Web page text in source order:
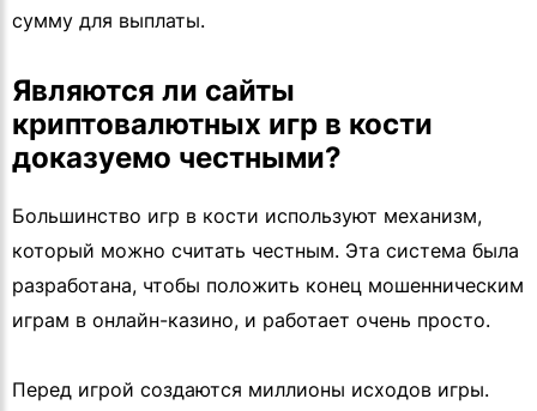
сумму для выплаты.
Являются ли сайты
криптовалютных игр в кости
доказуемо честными?
Большинство игр в кости используют механизм,
который можно считать честным. Эта система была
разработана, чтобы положить конец мошенническим
играм в онлайн-казино, и работает очень просто.
Перед игрой создаются миллионы исходов игры.